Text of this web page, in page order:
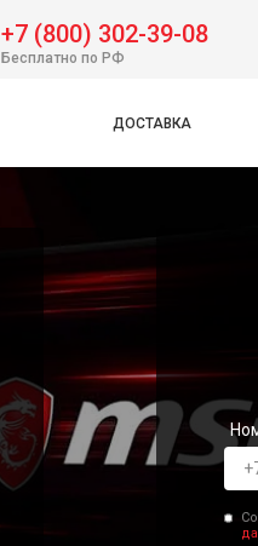
+7 (800) 302-39-08
Бесплатно по РФ
ДОСТАВКА